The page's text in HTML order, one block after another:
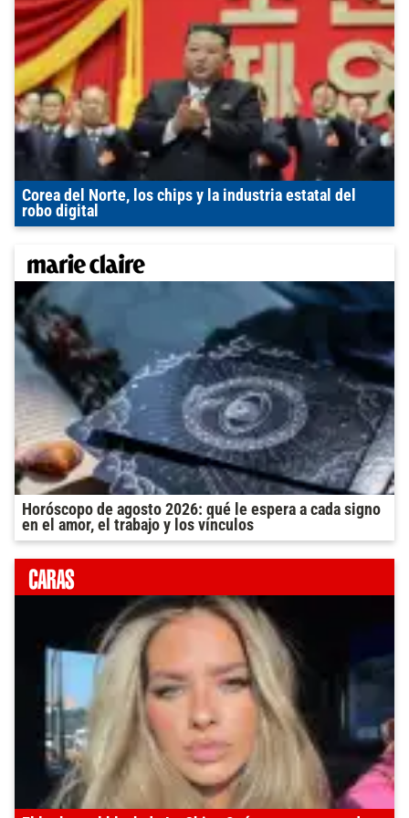
Corea del Norte, los chips y la industria estatal del
robo digital
Horóscopo de agosto 2026: qué le espera a cada signo
en el amor, el trabajo y los vínculos